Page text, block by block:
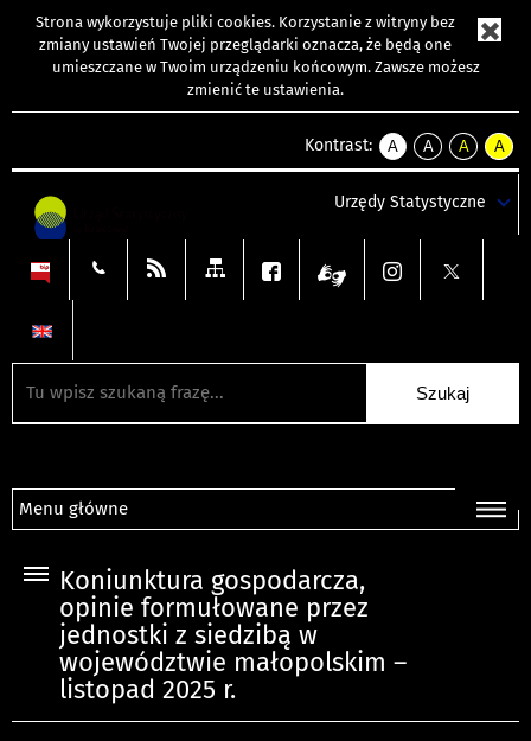
Strona wykorzystuje pliki cookies. Korzystanie z witryny bez
zmiany ustawień Twojej przeglądarki oznacza, że będą one
umieszczane w Twoim urządzeniu końcowym. Zawsze możesz
zmienić te ustawienia.
Kontrast:
A
kontrast
A
kontrast
tekst
czarnym
A
kontrast
tekst
czarnym
A
tekst
żółtym
Urzędy Statystyczne
Menu główne
Koniunktura gospodarcza,
opinie formułowane przez
jednostki z siedzibą w
województwie małopolskim –
listopad 2025 r.